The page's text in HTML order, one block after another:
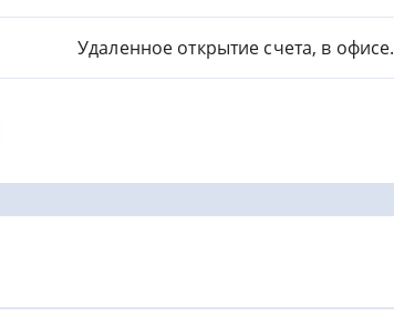
Удаленное открытие счета, в офисе.